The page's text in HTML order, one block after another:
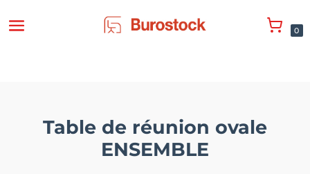
0
Table de réunion ovale
ENSEMBLE